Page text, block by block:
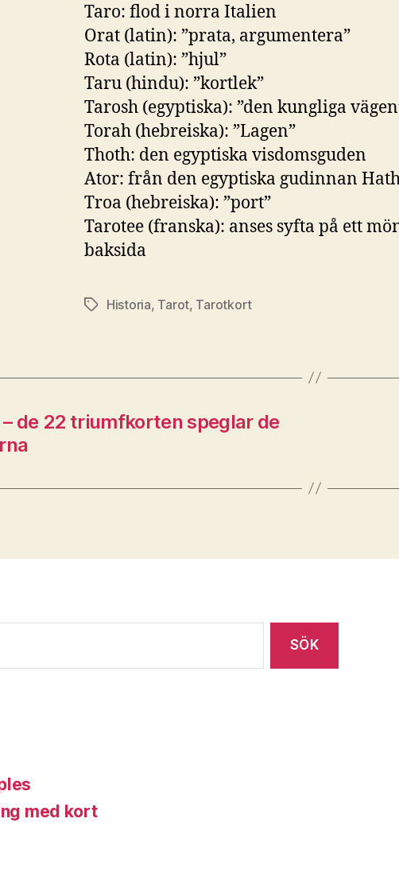
Taro: flod i norra Italien
Orat (latin): ”prata, argumentera”
Rota (latin): ”hjul”
Taru (hindu): ”kortlek”
Tarosh (egyptiska): ”den kungliga
Torah (hebreiska): ”Lagen”
Thoth: den egyptiska visdomsguden
Ator: från den egyptiska gudinnan
Troa (hebreiska): ”port”
Tarotee (franska): anses syfta på ett
baksida
Etiketter
Historia, Tarot, Tarotkort
de 22 triumfkorten speglar de
med kort